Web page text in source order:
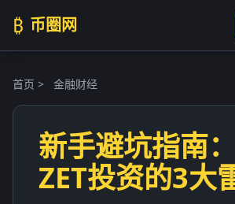
₿ 币圈网
首页 > 金融财经
新手避坑指南
ZET投资的3大